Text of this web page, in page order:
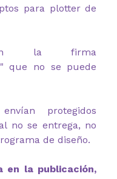
para plotter de
la firma
que no se puede
protegidos
no se entrega, no
de diseño.
en la publicación,